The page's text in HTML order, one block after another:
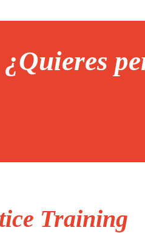
¿Quieres
Training